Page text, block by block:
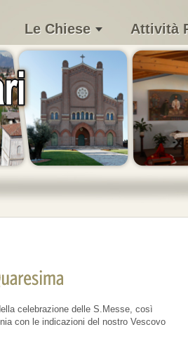
Le Chiese Attività
celebrazione delle S.Messe, così
con le indicazioni del nostro Vescovo